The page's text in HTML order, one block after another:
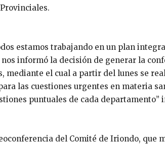
estamos trabajando en un plan
informó la decisión de generar la
mediante el cual a partir del lunes se
las cuestiones urgentes en materia
puntuales de cada departamento”
del Comité de Iriondo, que